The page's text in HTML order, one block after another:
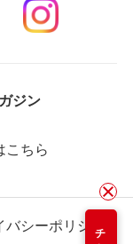
ジン
こちら
バシーポリシー